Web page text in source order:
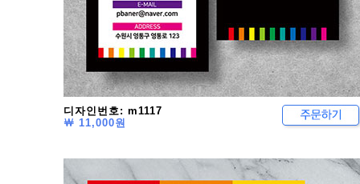
디자인번호: m1117
￦ 11,000원